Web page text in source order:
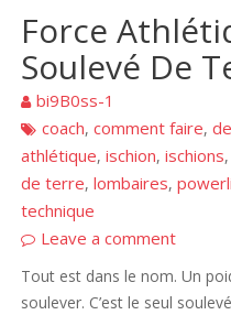
Force
Soulevé De
bi9B0ss-1
coach,comment faire,
athlétique,ischion,ischions
de terre,lombaires,
technique
Leave a comment
Tout est dans le nom. Un
soulever. C’est le seul